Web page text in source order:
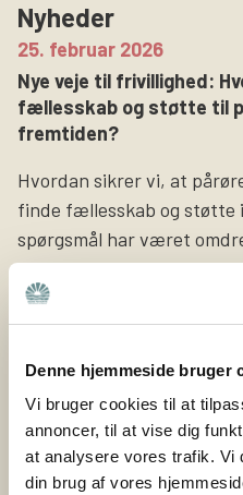
Denne hjemmeside bruger
Vi bruger cookies til at
annoncer, til at vise dig
at analysere vores trafik. Vi
din brug af vores
Nyheder
25. februar 2026
Nye veje til frivillighed:
fællesskab og støtte til
fremtiden?
Hvordan sikrer vi, at
finde fællesskab og støtte
spørgsmål har været
projektet Nye veje til
netop har afsluttet
Høreforeningen med
lokale fællesskaber. Det
Psykiatri, […]
3. juni 2025